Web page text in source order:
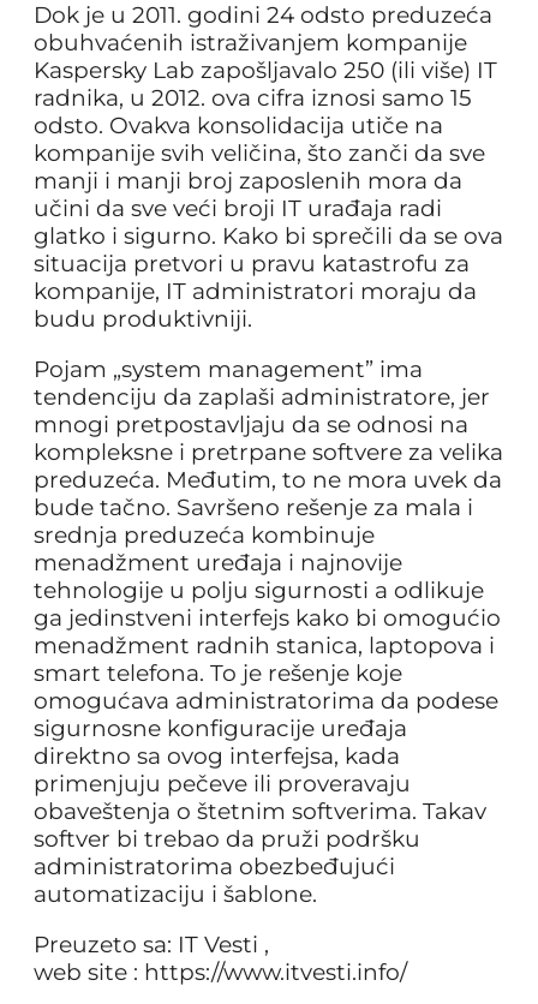
Dok je u 2011. godini 24 odsto preduzeća
obuhvaćenih istraživanjem kompanije
Kaspersky Lab zapošljavalo 250 (ili više) IT
radnika, u 2012. ova cifra iznosi samo 15
odsto. Ovakva konsolidacija utiče na
kompanije svih veličina, što zanči da sve
manji i manji broj zaposlenih mora da
učini da sve veći broji IT urađaja radi
glatko i sigurno. Kako bi sprečili da se ova
situacija pretvori u pravu katastrofu za
kompanije, IT administratori moraju da
budu produktivniji.
Pojam „system management” ima
tendenciju da zaplaši administratore, jer
mnogi pretpostavljaju da se odnosi na
kompleksne i pretrpane softvere za velika
preduzeća. Međutim, to ne mora uvek da
bude tačno. Savršeno rešenje za mala i
srednja preduzeća kombinuje
menadžment uređaja i najnovije
tehnologije u polju sigurnosti a odlikuje
ga jedinstveni interfejs kako bi omogućio
menadžment radnih stanica, laptopova i
smart telefona. To je rešenje koje
omogućava administratorima da podese
sigurnosne konfiguracije uređaja
direktno sa ovog interfejsa, kada
primenjuju pečeve ili proveravaju
obaveštenja o štetnim softverima. Takav
softver bi trebao da pruži podršku
administratorima obezbeđujući
automatizaciju i šablone.
Preuzeto sa: IT Vesti ,
web site : https://www.itvesti.info/